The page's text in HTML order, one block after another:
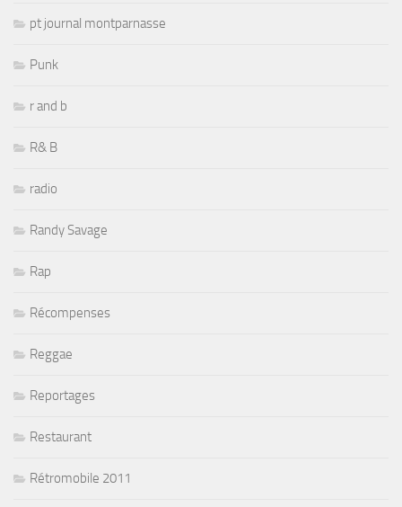
pt journal montparnasse
Punk
r and b
R& B
radio
Randy Savage
Rap
Récompenses
Reggae
Reportages
Restaurant
Rétromobile 2011